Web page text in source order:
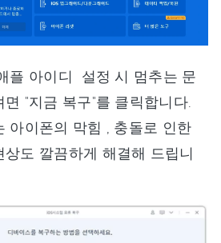
플 아이디 설정 시 멈추는 문
"지금 복구"를 클릭합니다.
아이폰의 막힘 , 충돌로 인한
상도 깔끔하게 해결해 드립니